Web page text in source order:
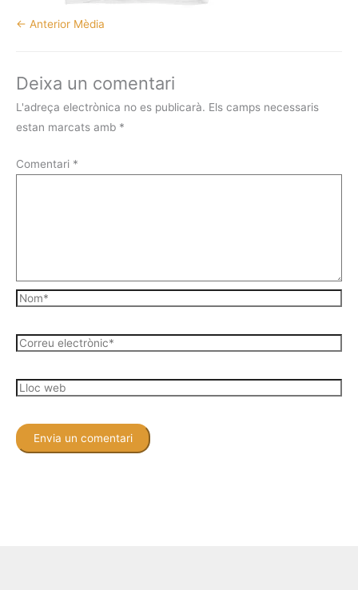
← Anterior Mèdia
Deixa un comentari
L'adreça electrònica no es publicarà. Els camps necessaris
estan marcats amb *
Comentari *
Nom*
Correu
Lloc